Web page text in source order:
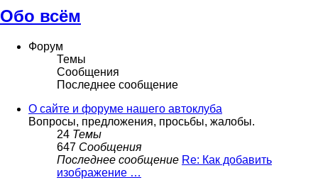
Обо всём
Форум
Темы
Сообщения
Последнее сообщение
О сайте и форуме нашего автоклуба
Вопросы, предложения, просьбы, жалобы.
24 Темы
647 Сообщения
Последнее сообщение Re: Как добавить
изображение …